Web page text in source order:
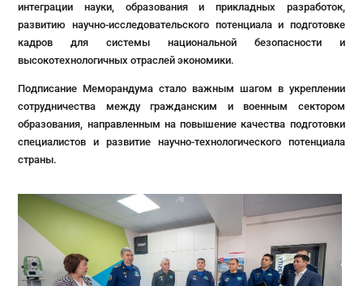
интеграции науки, образования и прикладных разработок,
развитию научно-исследовательского потенциала и подготовке
кадров для системы национальной безопасности и
высокотехнологичных отраслей экономики.
Подписание Меморандума стало важным шагом в укреплении
сотрудничества между гражданским и военным сектором
образования, направленным на повышение качества подготовки
специалистов и развитие научно-технологического потенциала
страны.